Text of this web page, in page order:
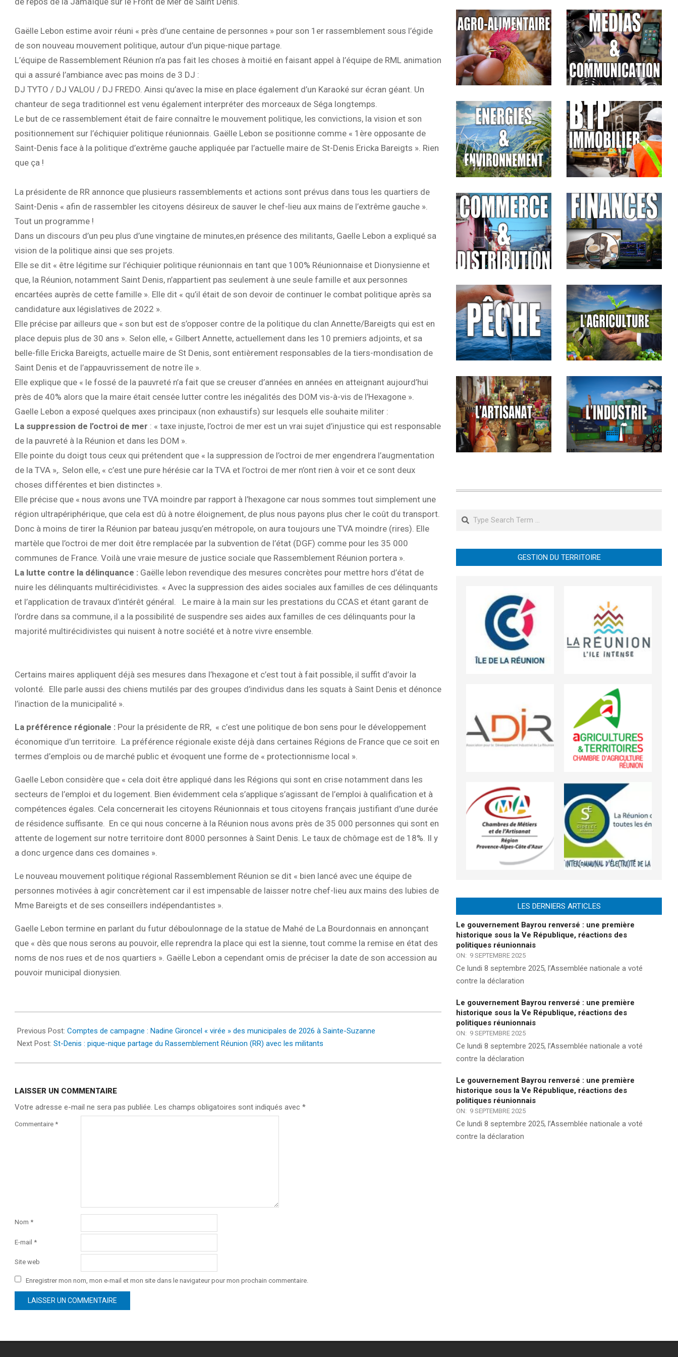
Gaëlle Lebon estime avoir réuni « près d’une centaine de personnes » pour son 1er rassemblement sous l’égide
de son nouveau mouvement politique, autour d’un pique-nique partage.
L’équipe de Rassemblement Réunion n’a pas fait les choses à moitié en faisant appel à l’équipe de RML animation
qui a assuré l’ambiance avec pas moins de 3 DJ :
DJ TYTO / DJ VALOU / DJ FREDO. Ainsi qu’avec la mise en place également d’un Karaoké sur écran géant. Un
chanteur de sega traditionnel est venu également interpréter des morceaux de Séga longtemps.
Le but de ce rassemblement était de faire connaître le mouvement politique, les convictions, la vision et son
positionnement sur l’échiquier politique réunionnais. Gaëlle Lebon se positionne comme « 1ère opposante de
Saint-Denis face à la politique d’extrême gauche appliquée par l’actuelle maire de St-Denis Ericka Bareigts ». Rien
que ça !
La présidente de RR annonce que plusieurs rassemblements et actions sont prévus dans tous les quartiers de
Saint-Denis « afin de rassembler les citoyens désireux de sauver le chef-lieu aux mains de l’extrême gauche ».
Tout un programme !
Dans un discours d’un peu plus d’une vingtaine de minutes,en présence des militants, Gaelle Lebon a expliqué sa
vision de la politique ainsi que ses projets.
Elle se dit « être légitime sur l’échiquier politique réunionnais en tant que 100% Réunionnaise et Dionysienne et
que, la Réunion, notamment Saint Denis, n’appartient pas seulement à une seule famille et aux personnes
encartées auprès de cette famille ». Elle dit « qu’il était de son devoir de continuer le combat politique après sa
candidature aux législatives de 2022 ».
Elle précise par ailleurs que « son but est de s’opposer contre de la politique du clan Annette/Bareigts qui est en
place depuis plus de 30 ans ». Selon elle, « Gilbert Annette, actuellement dans les 10 premiers adjoints, et sa
belle-fille Ericka Bareigts, actuelle maire de St Denis, sont entièrement responsables de la tiers-mondisation de
Saint Denis et de l’appauvrissement de notre île ».
Elle explique que « le fossé de la pauvreté n’a fait que se creuser d’années en années en atteignant aujourd’hui
près de 40% alors que la maire était censée lutter contre les inégalités des DOM vis-à-vis de l’Hexagone ».
Gaelle Lebon a exposé quelques axes principaux (non exhaustifs) sur lesquels elle souhaite militer :
La suppression de l’octroi de mer : « taxe injuste, l’octroi de mer est un vrai sujet d’injustice qui est responsable
de la pauvreté à la Réunion et dans les DOM ».
Elle pointe du doigt tous ceux qui prétendent que « la suppression de l’octroi de mer engendrera l’augmentation
de la TVA »,. Selon elle, « c’est une pure hérésie car la TVA et l’octroi de mer n’ont rien à voir et ce sont deux
choses différentes et bien distinctes ».
Elle précise que « nous avons une TVA moindre par rapport à l’hexagone car nous sommes tout simplement une
région ultrapériphérique, que cela est dû à notre éloignement, de plus nous payons plus cher le coût du transport.
Donc à moins de tirer la Réunion par bateau jusqu’en métropole, on aura toujours une TVA moindre (rires). Elle
martèle que l’octroi de mer doit être remplacée par la subvention de l’état (DGF) comme pour les 35 000
communes de France. Voilà une vraie mesure de justice sociale que Rassemblement Réunion portera ».
La lutte contre la délinquance : Gaëlle lebon revendique des mesures concrètes pour mettre hors d’état de
nuire les délinquants multirécidivistes. « Avec la suppression des aides sociales aux familles de ces délinquants
et l’application de travaux d’intérêt général.
Le maire à la main sur les prestations du CCAS et étant garant de
l’ordre dans sa commune, il a la possibilité de suspendre ses aides aux familles de ces délinquants pour la
majorité multirécidivistes qui nuisent à notre société et à notre vivre ensemble.
Certains maires appliquent déjà ses mesures dans l’hexagone et c’est tout à fait possible, il suffit d’avoir la
volonté. Elle parle aussi des chiens mutilés par des groupes d’individus dans les squats à Saint Denis et dénonce
l’inaction de la municipalité ».
La préférence régionale : Pour la présidente de RR, « c’est une politique de bon sens pour le développement
économique d’un territoire. La préférence régionale existe déjà dans certaines Régions de France que ce soit en
termes d’emplois ou de marché public et évoquent une forme de « protectionnisme local ».
Gaelle Lebon considère que « cela doit être appliqué dans les Régions qui sont en crise notamment dans les
secteurs de l’emploi et du logement. Bien évidemment cela s’applique s’agissant de l’emploi à qualification et à
compétences égales. Cela concernerait les citoyens Réunionnais et tous citoyens français justifiant d’une durée
de résidence suffisante. En ce qui nous concerne à la Réunion nous avons près de 35 000 personnes qui sont en
attente de logement sur notre territoire dont 8000 personnes à Saint Denis. Le taux de chômage est de 18%. Il y
a donc urgence dans ces domaines ».
Le nouveau mouvement politique régional Rassemblement Réunion se dit « bien lancé avec une équipe de
personnes motivées à agir concrètement car il est impensable de laisser notre chef-lieu aux mains des lubies de
Mme Bareigts et de ses conseillers indépendantistes ».
Gaelle Lebon termine en parlant du futur déboulonnage de la statue de Mahé de La Bourdonnais en annonçant
que « dès que nous serons au pouvoir, elle reprendra la place qui est la sienne, tout comme la remise en état des
noms de nos rues et de nos quartiers ». Gaëlle Lebon a cependant omis de préciser la date de son accession au
pouvoir municipal dionysien.
06-
19
Previous Post: Comptes de campagne : Nadine Gironcel « virée » des municipales de 2026 à Sainte-Suzanne
Next Post: St-Denis : pique-nique partage du Rassemblement Réunion (RR) avec les militants
LAISSER UN COMMENTAIRE
Votre adresse e-mail ne sera pas publiée. Les champs obligatoires sont indiqués avec *
Commentaire *
Nom *
E-mail *
Site web
Enregistrer mon nom, mon e-mail et mon site dans le navigateur pour mon prochain commentaire.
Search
GESTION DU TERRITOIRE
LES DERNIERS ARTICLES
Le gouvernement Bayrou renversé : une première
historique sous la Ve République, réactions des
politiques réunionnais
ON: 9 SEPTEMBRE 2025
Ce lundi 8 septembre 2025, l’Assemblée nationale a voté
contre la déclaration
Le gouvernement Bayrou renversé : une première
historique sous la Ve République, réactions des
politiques réunionnais
ON: 9 SEPTEMBRE 2025
Ce lundi 8 septembre 2025, l’Assemblée nationale a voté
contre la déclaration
Le gouvernement Bayrou renversé : une première
historique sous la Ve République, réactions des
politiques réunionnais
ON: 9 SEPTEMBRE 2025
Ce lundi 8 septembre 2025, l’Assemblée nationale a voté
contre la déclaration